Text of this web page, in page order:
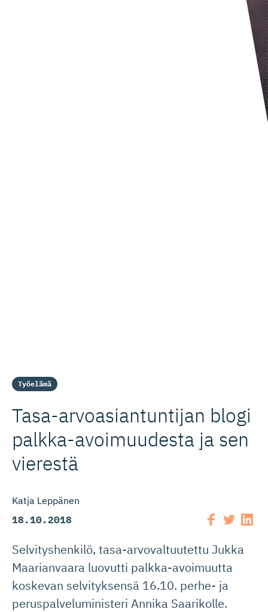
Työelämä
Tasa-arvoa­sian­tuntijan blogi
palkka-avoi­muudesta ja sen
vierestä
Katja Leppänen
18.10.2018
Selvityshenkilö, tasa-arvovaltuutettu Jukka
Maarianvaara luovutti palkka-avoimuutta
koskevan selvityksensä 16.10. perhe- ja
peruspalveluministeri Annika Saarikolle.